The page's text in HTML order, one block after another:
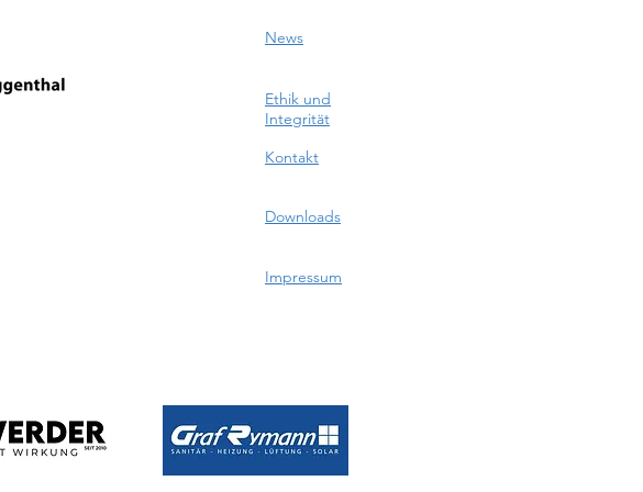
News
Ethik und
Integrität
Kontakt
Downloads
Impressum